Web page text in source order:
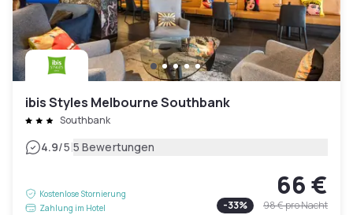
ibis Styles Melbourne Southbank
Southbank
4.9/5|5 Bewertungen
Kostenlose Stornierung
Zahlung im Hotel
66 €
-33% 98 €pro Nacht